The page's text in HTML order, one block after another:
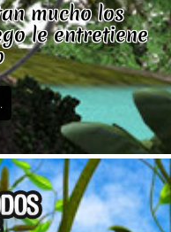
mucho los
le entretiene